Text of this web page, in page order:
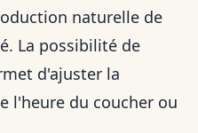
naturelle de
La possibilité de
d'ajuster la
l'heure du coucher ou